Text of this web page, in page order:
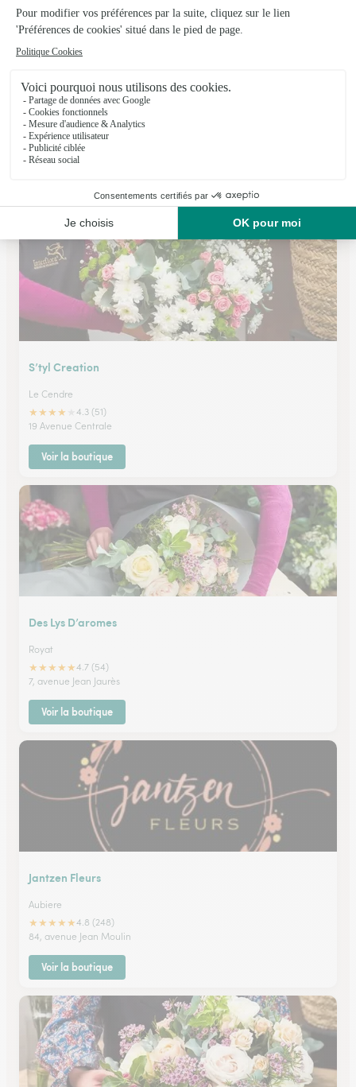
Marche Aux Fleurs
Beaumont
★★★ ★★4.3 (261)
Voir la boutique
S’tyl Creation
Le Cendre
★★★★
4.3 (51)
19 Avenue Centrale
Voir la boutique
Des Lys D’aromes
Royat
★★★★★4.7 (54)
7, avenue Jean Jaurès
Voir la boutique
Jantzen Fleurs
Aubiere
★★★★★4.8 (248)
84, avenue Jean Moulin
Voir la boutique